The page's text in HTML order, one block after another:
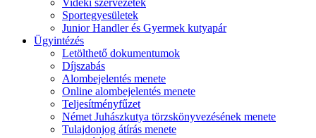
Vidéki szervezetek
Sportegyesületek
Junior Handler és Gyermek kutyapár
Ügyintézés
Letölthető dokumentumok
Díjszabás
Alombejelentés menete
Online alombejelentés menete
Teljesítményfűzet
Német Juhászkutya törzskönyvezésének menete
Tulajdonjog átírás menete